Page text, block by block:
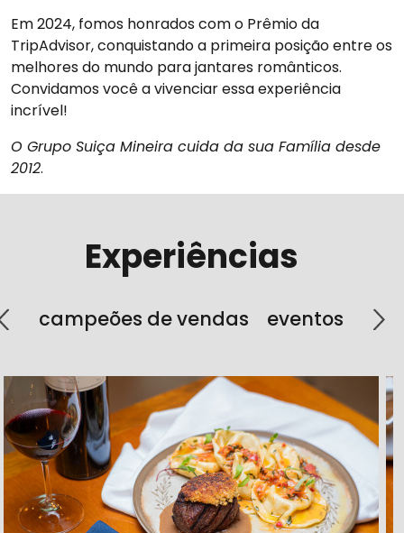
Em 2024, fomos honrados com o Prêmio da
TripAdvisor, conquistando a primeira posição entre os
melhores do mundo para jantares românticos.
Convidamos você a vivenciar essa experiência
incrível!
O Grupo Suiça Mineira cuida da sua Família desde
2012.
Experiências
campeões de vendas eventos